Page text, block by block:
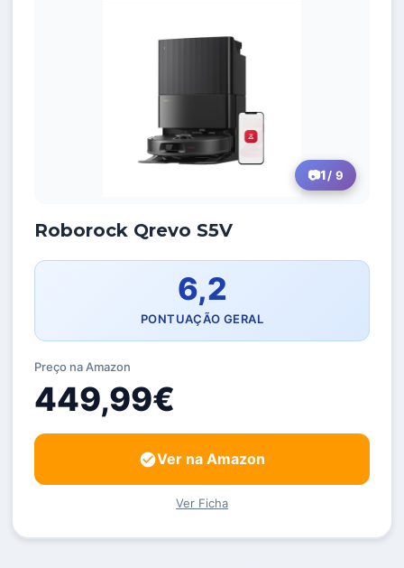
1/ 9
Roborock Qrevo S5V
6,2
PONTUAÇÃO GERAL
Preço na Amazon
449,99€
Ver na Amazon
Ver Ficha